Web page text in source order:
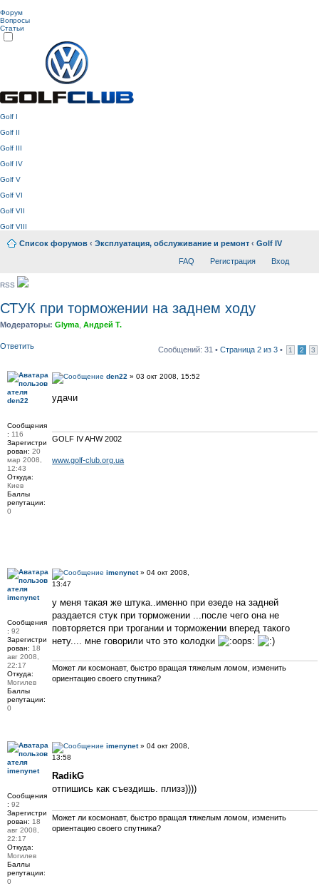
Форум
Вопросы
Статьи
Golf I
Golf II
Golf III
Golf IV
Golf V
Golf VI
Golf VII
Golf VIII
Список форумов ‹ Эксплуатация, обслуживание и ремонт ‹ Golf IV
FAQ Регистрация Вход
RSS
СТУК при торможении на заднем ходу
Модераторы: Glyma Андрей Т.
Ответить Сообщений: 31 • Страница 2 из 3 • 1 2 3
den22 » 03 окт 2008, 15:52
удачи
GOLF IV AHW 2002
www.golf-club.org.ua
den22
Сообщения
: 116
Зарегистри
рован: 20
мар 2008,
12:43
Откуда:
Киев
Баллы
репутации:
0
imenynet» 04 окт 2008,
13:47
у меня такая же штука..именно при езеде на задней
раздается стук при торможении ...после чего она не
повторяется при трогании и торможении вперед такого
нету.... мне говорили что это колодки
Может ли космонавт, быстро вращая тяжелым ломом, изменить
ориентацию своего спутника?
imenynet
Сообщения
: 92
Зарегистри
рован: 18
авг 2008,
22:17
Откуда:
Могилев
Баллы
репутации:
0
imenynet» 04 окт 2008,
13:58
RadikG
отпишись как съездишь. плизз))))
Может ли космонавт, быстро вращая тяжелым ломом, изменить
ориентацию своего спутника?
imenynet
Сообщения
: 92
Зарегистри
рован: 18
авг 2008,
22:17
Откуда:
Могилев
Баллы
репутации:
0